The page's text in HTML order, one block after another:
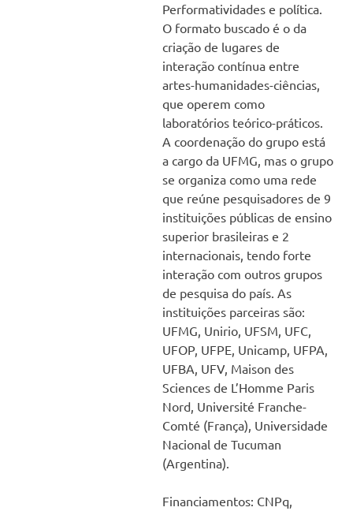
Performatividades e política.
O formato buscado é o da
criação de lugares de
interação contínua entre
artes-humanidades-ciências,
que operem como
laboratórios teórico-práticos.
A coordenação do grupo está
a cargo da UFMG, mas o grupo
se organiza como uma rede
que reúne pesquisadores de 9
instituições públicas de ensino
superior brasileiras e 2
internacionais, tendo forte
interação com outros grupos
de pesquisa do país. As
instituições parceiras são:
UFMG, Unirio, UFSM, UFC,
UFOP, UFPE, Unicamp, UFPA,
UFBA, UFV, Maison des
Sciences de L’Homme Paris
Nord, Université Franche-
Comté (França), Universidade
Nacional de Tucuman
(Argentina).
Financiamentos: CNPq,